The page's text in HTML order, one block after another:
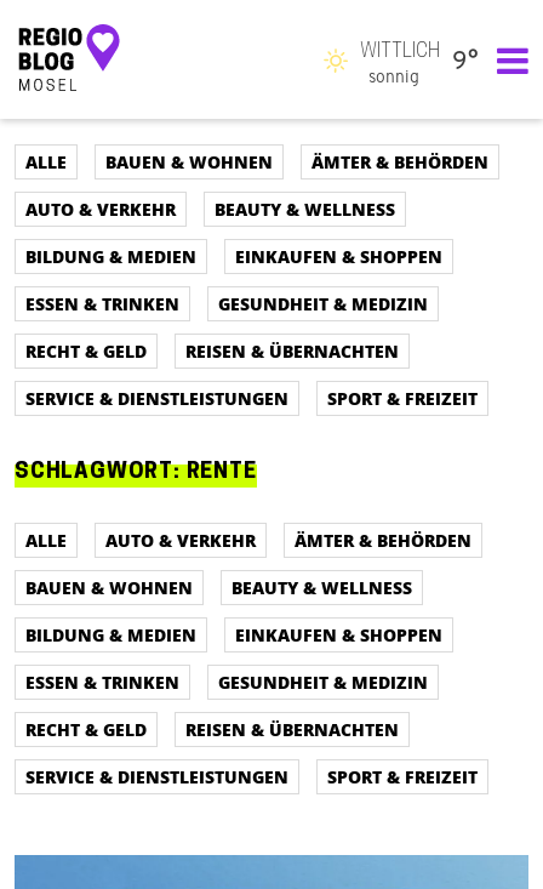
Hauptnavigation
WITTLICH
sonnig
9°
ALLE BAUEN & WOHNEN
ÄMTER & BEHÖRDEN
AUTO & VERKEHR
BEAUTY & WELLNESS
BILDUNG & MEDIEN
EINKAUFEN & SHOPPEN
ESSEN & TRINKEN
GESUNDHEIT & MEDIZIN
RECHT & GELD
REISEN & ÜBERNACHTEN
SERVICE & DIENSTLEISTUNGEN
SPORT & FREIZEIT
SCHLAGWORT:RENTE
ALLE AUTO & VERKEHR
ÄMTER & BEHÖRDEN
BAUEN & WOHNEN
BEAUTY & WELLNESS
BILDUNG & MEDIEN
EINKAUFEN & SHOPPEN
ESSEN & TRINKEN
GESUNDHEIT & MEDIZIN
RECHT & GELD
REISEN & ÜBERNACHTEN
SERVICE & DIENSTLEISTUNGEN
SPORT & FREIZEIT